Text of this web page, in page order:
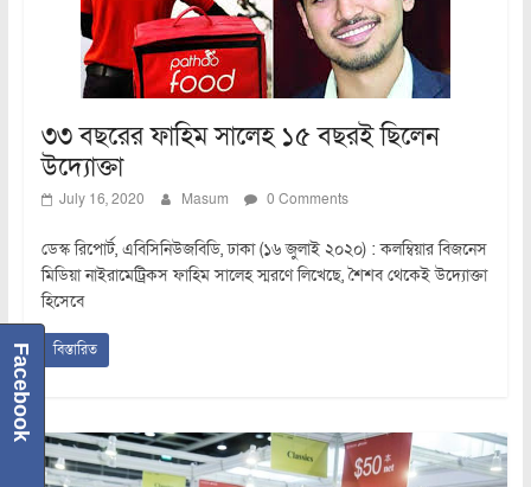
৩৩ বছরের ফাহিম সালেহ ১৫ বছরই ছিলেন
উদ্যোক্তা
July 16, 2020 Masum 0 Comments
ডেস্ক রিপোর্ট, এবিসিনিউজবিডি, ঢাকা (১৬ জুলাই ২০২০) : কলম্বিয়ার বিজনেস
মিডিয়া নাইরামেট্রিকস ফাহিম সালেহ স্মরণে লিখেছে, শৈশব থেকেই উদ্যোক্তা
হিসেবে
বিস্তারিত
Facebook